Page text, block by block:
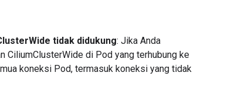
tidak didukung: Jika Anda
CiliumClusterWide di Pod yang terhubung ke
koneksi Pod, termasuk koneksi yang tidak